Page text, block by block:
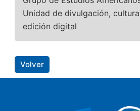
Unidad de divulgación,
edición digital
Volver